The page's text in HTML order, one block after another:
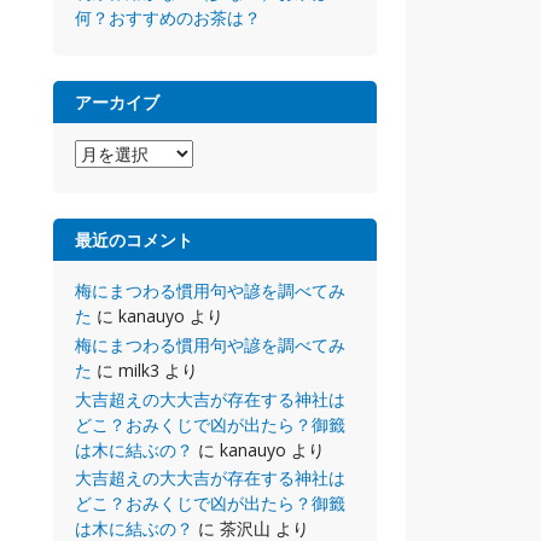
何？おすすめのお茶は？
アーカイブ
イ
最近のコメント
梅にまつわる慣用句や諺を調べてみ
た に kanauyo より
梅にまつわる慣用句や諺を調べてみ
た に milk3 より
大吉超えの大大吉が存在する神社は
どこ？おみくじで凶が出たら？御籤
は木に結ぶの？ に kanauyo より
大吉超えの大大吉が存在する神社は
どこ？おみくじで凶が出たら？御籤
は木に結ぶの？ に 茶沢山 より